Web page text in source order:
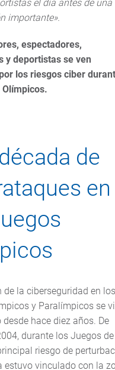
el día antes de una
importante».
espectadores,
y deportistas se ven
los riesgos ciber
Olímpicos.
de
en
de la ciberseguridad en los
y Paralímpicos se
hace diez años. De
durante los Juegos de
riesgo de
estuvo vinculado con la